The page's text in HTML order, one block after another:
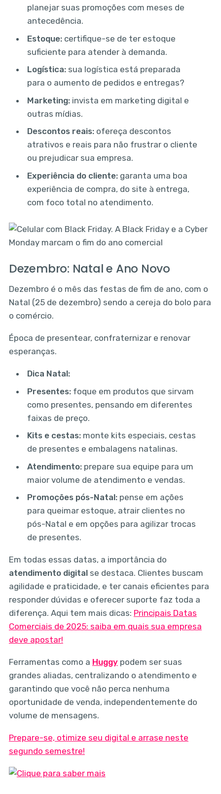
planejar suas promoções com meses de
antecedência.
Estoque: certifique-se de ter estoque
suficiente para atender à demanda.
Logística: sua logística está preparada
para o aumento de pedidos e entregas?
Marketing: invista em marketing digital e
outras mídias.
Descontos reais: ofereça descontos
atrativos e reais para não frustrar o cliente
ou prejudicar sua empresa.
Experiência do cliente: garanta uma boa
experiência de compra, do site à entrega,
com foco total no atendimento.
Dezembro: Natal e Ano Novo
Dezembro é o mês das festas de fim de ano, com o
Natal (25 de dezembro) sendo a cereja do bolo para
o comércio.
Época de presentear, confraternizar e renovar
esperanças.
Dica Natal:
Presentes: foque em produtos que sirvam
como presentes, pensando em diferentes
faixas de preço.
Kits e cestas: monte kits especiais, cestas
de presentes e embalagens natalinas.
Atendimento: prepare sua equipe para um
maior volume de atendimento e vendas.
Promoções pós-Natal: pense em ações
para queimar estoque, atrair clientes no
pós-Natal e em opções para agilizar trocas
de presentes.
Em todas essas datas, a importância do
atendimento digitalse destaca. Clientes buscam
agilidade e praticidade, e ter canais eficientes para
responder dúvidas e oferecer suporte faz toda a
diferença. Aqui tem mais dicas: Principais Datas
Comerciais de 2025: saiba em quais sua empresa
deve apostar!
Ferramentas como a Huggypodem ser suas
grandes aliadas, centralizando o atendimento e
garantindo que você não perca nenhuma
oportunidade de venda, independentemente do
volume de mensagens.
Prepare-se, otimize seu digital e arrase neste
segundo semestre!